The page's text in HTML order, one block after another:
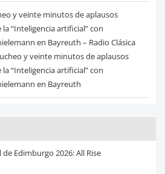
y veinte minutos de aplausos
“Inteligencia artificial” con
en Bayreuth – Radio Clásica
y veinte minutos de aplausos
“Inteligencia artificial” con
en Bayreuth
Edimburgo 2026: All Rise